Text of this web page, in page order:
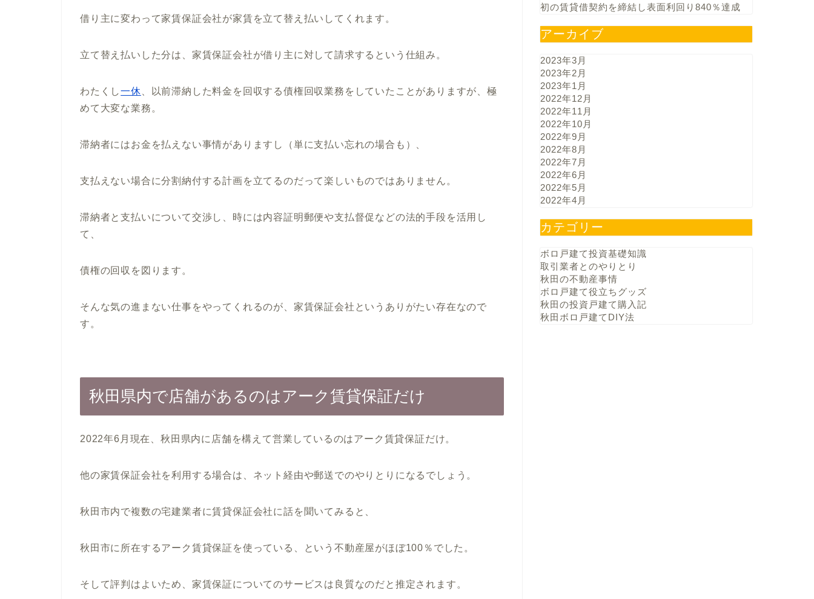
借り主に変わって家賃保証会社が家賃を立て替え払いしてくれます。
立て替え払いした分は、家賃保証会社が借り主に対して請求するという仕組み。
わたくし一休 、以前滞納した料金を回収する債権回収業務をしていたことがありますが、極
めて大変な業務。
滞納者にはお金を払えない事情がありますし（単に支払い忘れの場合も）、
支払えない場合に分割納付する計画を立てるのだって楽しいものではありません。
滞納者と支払いについて交渉し、時には内容証明郵便や支払督促などの法的手段を活用し
て、
債権の回収を図ります。
そんな気の進まない仕事をやってくれるのが、家賃保証会社というありがたい存在なので
す。
秋田県内で店舗があるのはアーク賃貸保証だけ
2022年6月現在、秋田県内に店舗を構えて営業しているのはアーク賃貸保証だけ。
他の家賃保証会社を利用する場合は、ネット経由や郵送でのやりとりになるでしょう。
秋田市内で複数の宅建業者に賃貸保証会社に話を聞いてみると、
秋田市に所在するアーク賃貸保証を使っている、という不動産屋がほぼ100％でした。
そして評判はよいため、家賃保証についてのサービスは良質なのだと推定されます。
初の賃貸借契約を締結し表面利回り840％達成
アーカイブ
2023年3月
2023年2月
2023年1月
2022年12月
2022年11月
2022年10月
2022年9月
2022年8月
2022年7月
2022年6月
2022年5月
2022年4月
カテゴリー
ボロ戸建て投資基礎知識
取引業者とのやりとり
秋田の不動産事情
ボロ戸建て役立ちグッズ
秋田の投資戸建て購入記
秋田ボロ戸建てDIY法